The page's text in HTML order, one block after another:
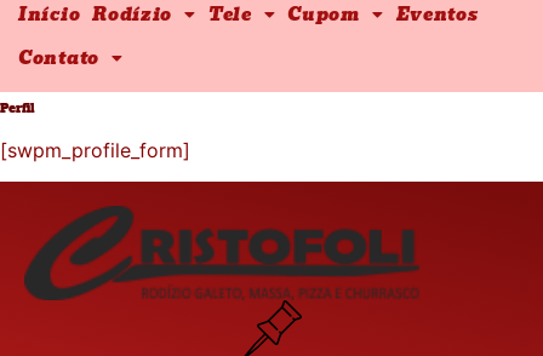
Início Rodízio Tele Cupom
Eventos
Contato
Perfil
[swpm_profile_form]